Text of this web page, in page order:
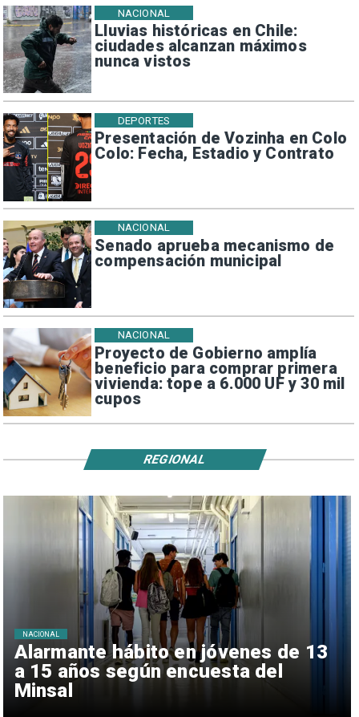
Lluvias históricas en Chile:
ciudades alcanzan máximos
nunca vistos
NACIONAL
Presentación de Vozinha en Colo
Colo: Fecha, Estadio y Contrato
DEPORTES
Senado aprueba mecanismo de
compensación municipal
NACIONAL
Proyecto de Gobierno amplía
beneficio para comprar primera
vivienda: tope a 6.000 UF y 30 mil
cupos
NACIONAL
Alarmante hábito en jóvenes de 13
a 15 años según encuesta del
Minsal
NACIONAL
REGIONAL